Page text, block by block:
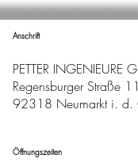
Anschrift
PETTER INGENIEURE
Regensburger Straße
92318 Neumarkt i. d.
Öffnungszeiten